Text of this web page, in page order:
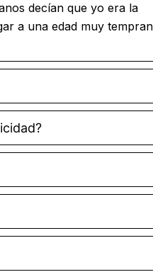
decían que yo era la
a una edad muy